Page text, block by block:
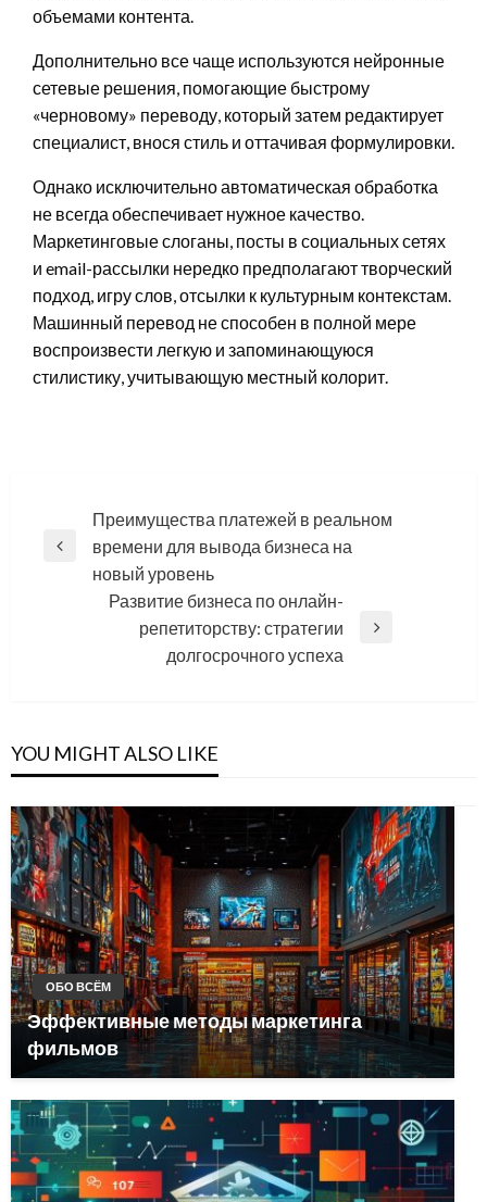
объемами контента.
Дополнительно все чаще используются нейронные
сетевые решения, помогающие быстрому
«черновому» переводу, который затем редактирует
специалист, внося стиль и оттачивая формулировки.
Однако исключительно автоматическая обработка
не всегда обеспечивает нужное качество.
Маркетинговые слоганы, посты в социальных сетях
и email-рассылки нередко предполагают творческий
подход, игру слов, отсылки к культурным контекстам.
Машинный перевод не способен в полной мере
воспроизвести легкую и запоминающуюся
стилистику, учитывающую местный колорит.
Навигация
по
записям
Previous
Преимущества платежей в реальном
времени для вывода бизнеса на
новый уровень
Развитие бизнеса по онлайн-
репетиторству: стратегии
долгосрочного успеха
YOU MIGHT ALSO LIKE
ОБО ВСЁМ
Эффективные методы маркетинга
фильмов